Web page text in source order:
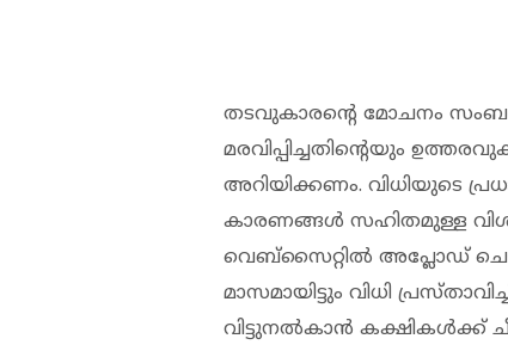
തടവുകാരന്റെ മോചനം
മരവിപ്പിച്ചതിന്റെയും
അറിയിക്കണം. വിധിയുടെ
കാരണങ്ങള്‍ സഹിതമുള്ള
വെബ്‌സൈറ്റില്‍ അപ്ലോഡ്
മാസമായിട്ടും വിധി
വിട്ടുനല്‍കാന്‍ കക്ഷികള്‍ക്ക്